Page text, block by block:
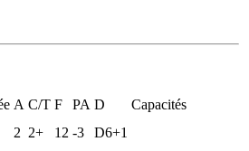
A C/T F PA D
Capacités
2 2+ 12 -3 D6+1